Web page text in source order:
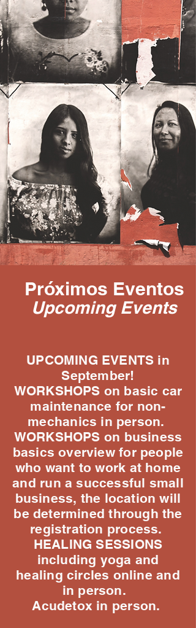
Próximos Eventos
Upcoming Events
UPCOMING EVENTS in
September!
WORKSHOPS on basic car
maintenance for non-
mechanics in person.
WORKSHOPS on business
basics overview for people
who want to work at home
and run a successful small
business, the location will
be determined through the
registration process.
HEALING SESSIONS
including yoga and
healing circles online and
in person.
Acudetox in person.